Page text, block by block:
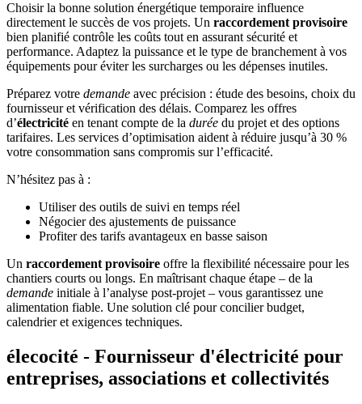
Choisir la bonne solution énergétique temporaire influence
directement le succès de vos projets. Un raccordement provisoire
bien planifié contrôle les coûts tout en assurant sécurité et
performance. Adaptez la puissance et le type de branchement à vos
équipements pour éviter les surcharges ou les dépenses inutiles.
Préparez votre demande avec précision : étude des besoins, choix du
fournisseur et vérification des délais. Comparez les offres
d’électricité en tenant compte de la durée du projet et des options
tarifaires. Les services d’optimisation aident à réduire jusqu’à 30 %
votre consommation sans compromis sur l’efficacité.
N’hésitez pas à :
Utiliser des outils de suivi en temps réel
Négocier des ajustements de puissance
Profiter des tarifs avantageux en basse saison
Un raccordement provisoire offre la flexibilité nécessaire pour les
chantiers courts ou longs. En maîtrisant chaque étape – de la
demande initiale à l’analyse post-projet – vous garantissez une
alimentation fiable. Une solution clé pour concilier budget,
calendrier et exigences techniques.
élecocité - Fournisseur d'électricité pour
entreprises, associations et collectivités